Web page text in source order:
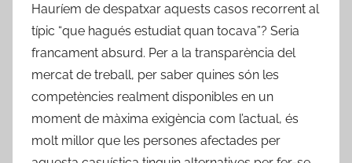
Hauríem de despatxar aquests casos recorrent al
típic “que hagués estudiat quan tocava”? Seria
francament absurd. Per a la transparència del
mercat de treball, per saber quines són les
competències realment disponibles en un
moment de màxima exigència com l’actual, és
molt millor que les persones afectades per